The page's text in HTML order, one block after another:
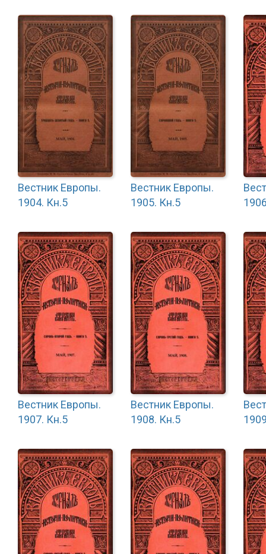
Вестник Европы.
1904. Кн.5
Вестник Европы.
1905. Кн.5
Вестник Европы.
1907. Кн.5
Вестник Европы.
1908. Кн.5